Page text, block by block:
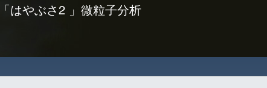
「はやぶさ2 」微粒子分析